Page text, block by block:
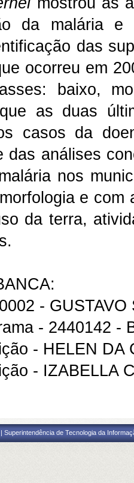
da malária e
das
ocorreu em
baixo,
as duas
casos da
das análises
nos
e
da terra,
-
- 2440142 -
- HELEN DA
- IZABELLA
| Superintendência de Tecnologia da